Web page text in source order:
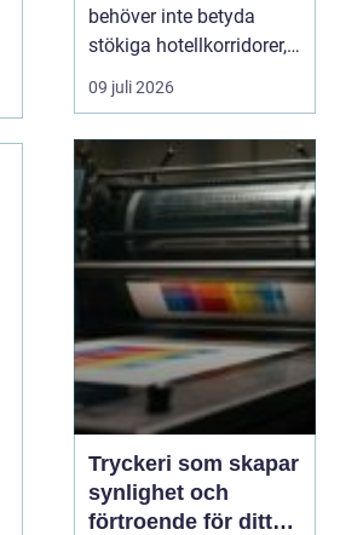
behöver inte betyda
stökiga hotellkorridorer,
trånga mötesrum och
brus från citytrafiken.
stället lugna, personliga
anläggningar strax
utanför stan där gruppen
kan fokusera, arbeta
ostört och samtidigt...
09 juli 2026
Tryckeri som skapar
synlighet och
förtroende för ditt